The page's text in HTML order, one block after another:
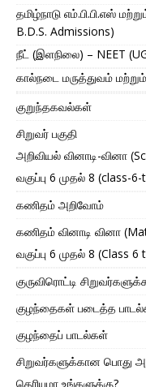
தமிழ்நாடு எம்.பி.பி.எஸ்
B.D.S. Admissions)
நீட் (இளநிலை) – NEET
கால்நடை மருத்துவம் மற்றும்
குறுந்தகவல்கள்
சிறுவர் பகுதி
அறிவியல் வினாடி-வினா
வகுப்பு 6 முதல் 8 (class-
கணிதம் அறிவோம்
கணிதம் வினாடி வினா
வகுப்பு 6 முதல் 8 (Class 6
குருவிரொட்டி
குழந்தைகள் படைத்த
குழந்தைப் பாடல்கள்
சிறுவர்களுக்கான பொது
தெரியுமா உங்களுக்கு?